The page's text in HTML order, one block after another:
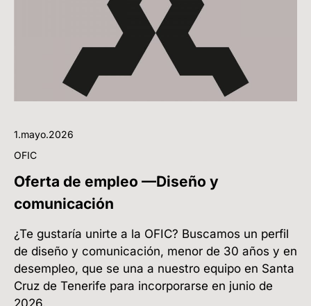
1.mayo.2026
OFIC
Oferta de empleo —Diseño y
comunicación
¿Te gustaría unirte a la OFIC? Buscamos un perfil
de diseño y comunicación, menor de 30 años y en
desempleo, que se una a nuestro equipo en Santa
Cruz de Tenerife para incorporarse en junio de
2026.